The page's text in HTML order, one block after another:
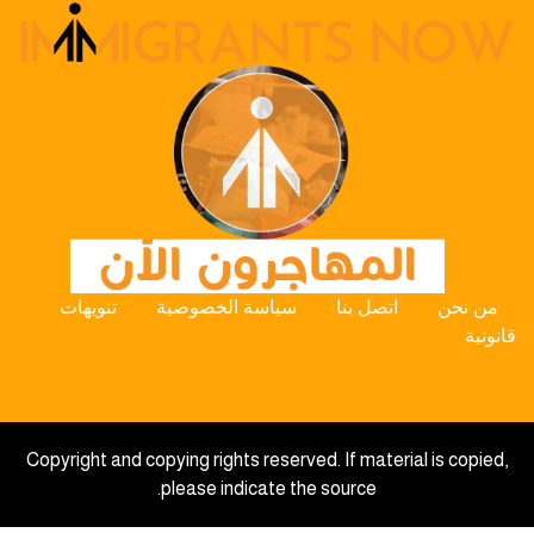
من نحن اتصل بنا سياسة الخصوصية
تنويهات
قانونية
Copyright and copying rights reserved. If material is copied,
please indicate the source.